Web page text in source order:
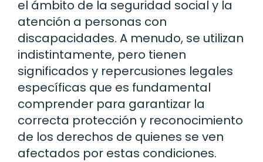
el ámbito de la seguridad social y la
atención a personas con
discapacidades. A menudo, se utilizan
indistintamente, pero tienen
significados y repercusiones legales
específicas que es fundamental
comprender para garantizar la
correcta protección y reconocimiento
de los derechos de quienes se ven
afectados por estas condiciones.